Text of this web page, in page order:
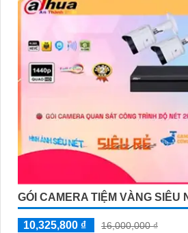
GÓI CAMERA TIỆM VÀNG SIÊU
10,325,800 ₫
16,000,000 ₫